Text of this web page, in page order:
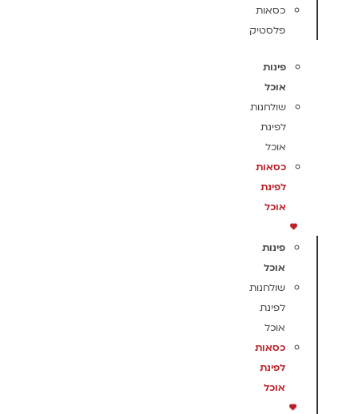
כסאות
פלסטיק
פינות
אוכל
שולחנות
לפינת
אוכל
כסאות
לפינת
אוכל
פינות
אוכל
שולחנות
לפינת
אוכל
כסאות
לפינת
אוכל